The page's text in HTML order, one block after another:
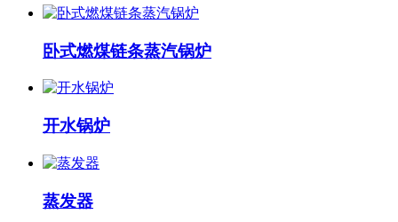
卧式燃煤链条蒸汽锅炉
开水锅炉
蒸发器